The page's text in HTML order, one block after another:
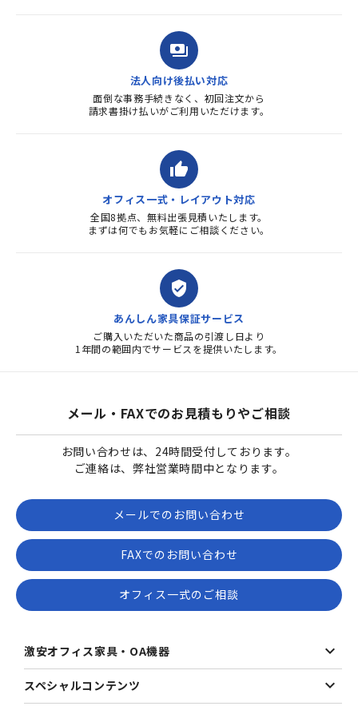
payments
法人向け後払い対応
面倒な事務手続きなく、初回注文から
請求書掛け払いがご利用いただけます。
thumb_up
オフィス一式・レイアウト対応
全国8拠点、無料出張見積いたします。
まずは何でもお気軽にご相談ください。
verified_user
あんしん家具保証サービス
ご購入いただいた商品の引渡し日より
1年間の範囲内でサービスを提供いたします。
メール・FAXでのお見積もりやご相談
お問い合わせは、24時間受付しております。
ご連絡は、弊社営業時間中となります。
メールでのお問い合わせ
FAXでのお問い合わせ
オフィス一式のご相談
激安オフィス家具・OA機器
スペシャルコンテンツ